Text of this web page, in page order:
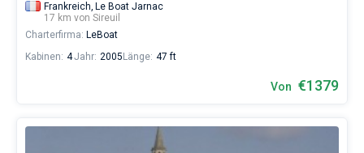
Frankreich, Le Boat Jarnac
17 km von Sireuil
Charterfirma: LeBoat
Kabinen: 4Jahr: 2005 Länge: 47 ft
Von €1379